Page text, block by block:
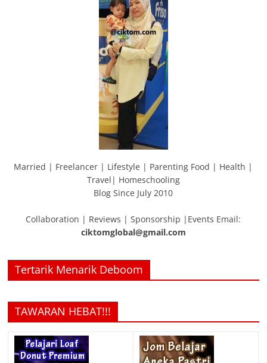
Married | Freelancer | Lifestyle | Parenting Food | Health |
Travel| Homeschooling
Blog Since July 2010
Collaboration | Reviews | Sponsorship |Events Email:
ciktomglobal@gmail.com
Tertarik Menarik Deboom
TAWARAN HEBAT!!!